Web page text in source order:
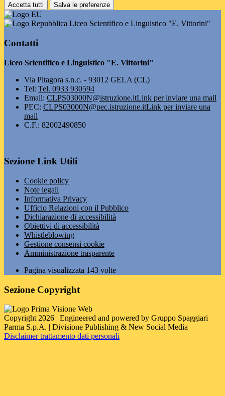
Accetta tutti Salva le preferenze
Liceo Scientifico e Linguistico "E. Vittorini"
Contatti
Liceo Scientifico e Linguistico "E. Vittorini"
Via Pitagora s.n.c. - 93012 GELA (CL)
Tel: Tel. 0933 930594
Email: CLPS03000N@istruzione.itLink per inviare una mail
PEC: CLPS03000N@pec.istruzione.itLink per inviare una
mail
C.F.: 82002490850
Sezione Link Utili
Cookie policy
Note legali
Informativa Privacy
Ufficio Relazioni con il Pubblico
Dichiarazione di accessibilità
Obiettivi di accessibilità
Whistleblowing
Gestione consensi cookie
Amministrazione trasparente
Pagina visualizzata 143 volte
Sezione Copyright
Copyright 2026 | Engineered and powered by Gruppo Spaggiari
Parma S.p.A. | Divisione Publishing & New Social Media
Disclaimer trattamento dati personali